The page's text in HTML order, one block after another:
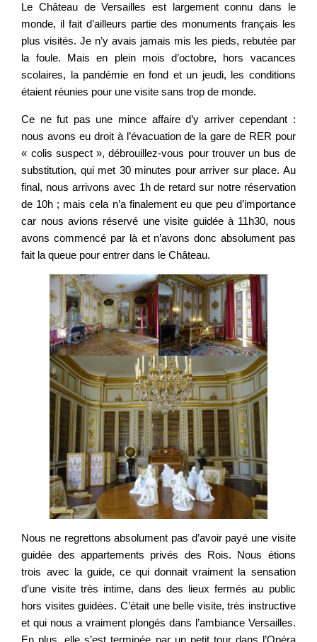
Le Château de Versailles est largement connu dans le
monde, il fait d’ailleurs partie des monuments français les
plus visités. Je n’y avais jamais mis les pieds, rebutée par
la foule. Mais en plein mois d’octobre, hors vacances
scolaires, la pandémie en fond et un jeudi, les conditions
étaient réunies pour une visite sans trop de monde.
Ce ne fut pas une mince affaire d’y arriver cependant :
nous avons eu droit à l’évacuation de la gare de RER pour
« colis suspect », débrouillez-vous pour trouver un bus de
substitution, qui met 30 minutes pour arriver sur place. Au
final, nous arrivons avec 1h de retard sur notre réservation
de 10h ; mais cela n’a finalement eu que peu d’importance
car nous avions réservé une visite guidée à 11h30, nous
avons commencé par là et n’avons donc absolument pas
fait la queue pour entrer dans le Château.
Nous ne regrettons absolument pas d’avoir payé une visite
guidée des appartements privés des Rois. Nous étions
trois avec la guide, ce qui donnait vraiment la sensation
d’une visite très intime, dans des lieux fermés au public
hors visites guidées. C’était une belle visite, très instructive
et qui nous a vraiment plongés dans l’ambiance Versailles.
En plus, elle s’est terminée par un petit tour dans l’Opéra